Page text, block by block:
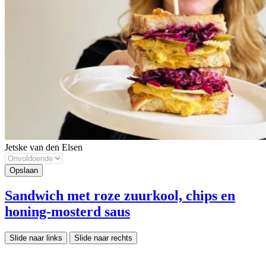
Jetske van den Elsen
Sandwich met roze zuurkool, chips en
honing-mosterd saus
Slide naar links Slide naar rechts